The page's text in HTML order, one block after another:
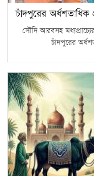
চাঁদপুরের
সৌদি আরবসহ
চাঁদপুরের